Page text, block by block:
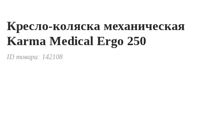
Кресло-коляска механическая
Karma Medical Ergo 250
ID товара: 142108